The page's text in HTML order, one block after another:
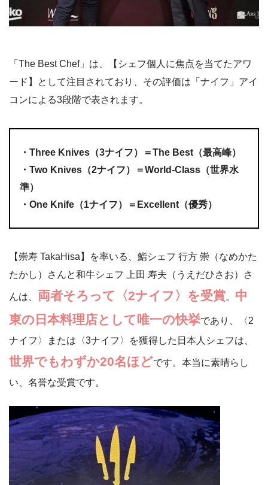
「The Best Chef」は、【シェフ個人に焦点を当てたアワ
ード】として注目されており、その評価は「ナイフ」アイ
コンによる3段階で表されます。
・Three Knives（3ナイフ）＝The Best（最高峰）
・Two Knives（2ナイフ）＝World-Class（世界水
準）
・One Knife（1ナイフ）＝Excellent（優秀）
【崇寿 TakaHisa】を率いる、鮨シェフ 行方 崇（なめかた
たかし）さんと和牛シェフ 上田 寿夫（うえだひさお）さ
んは、 両者そろって〈2ナイフ〉を受賞。 中
東の日本料理店として唯一の快挙であり、〈2
ナイフ〉または〈3ナイフ〉を獲得した日本人シェフは、
世界でもわずか20名ほどです。本当に素晴らし
い、名誉な受賞です。